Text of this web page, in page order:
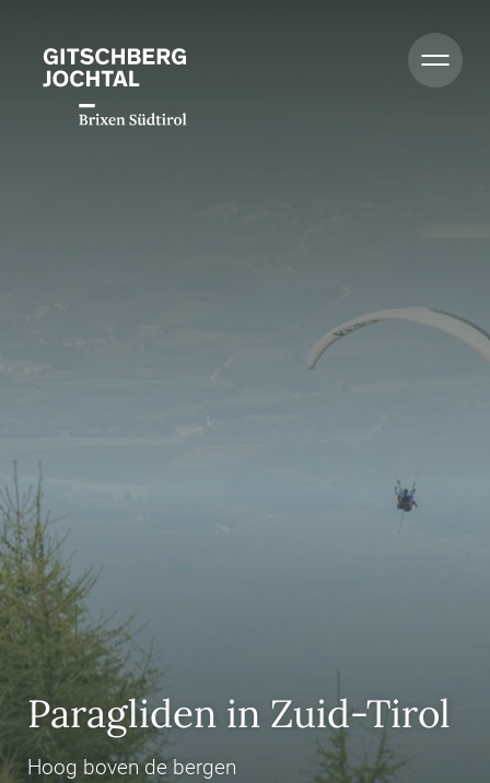
Paragliden in Zuid-Tirol
Hoog boven de bergen